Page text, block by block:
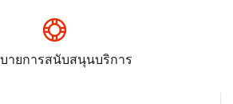
ายการสนับสนุนบริการ